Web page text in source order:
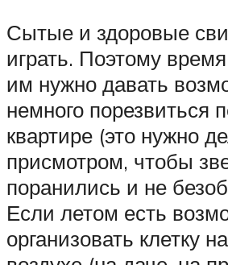
Сытые и здоровые
играть. Поэтому
им нужно давать
немного порезвиться
квартире (это нужно
присмотром, чтобы
поранились и не
Если летом есть
организовать клетку